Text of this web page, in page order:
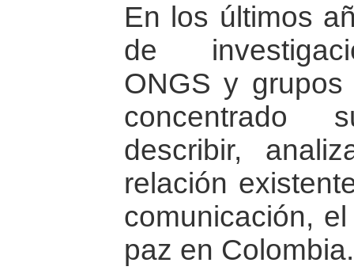
En los últimos
de
ONGS y
concentrado
describir,
relación
comunicación,
paz en Colombia.